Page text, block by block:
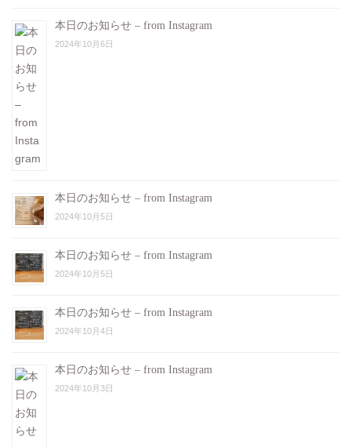
本日のお知らせ – from Instagram
2024年10月6日
本日のお知らせ – from Instagram
2024年10月5日
本日のお知らせ – from Instagram
2024年10月5日
本日のお知らせ – from Instagram
2024年10月4日
本日のお知らせ – from Instagram
2024年10月3日